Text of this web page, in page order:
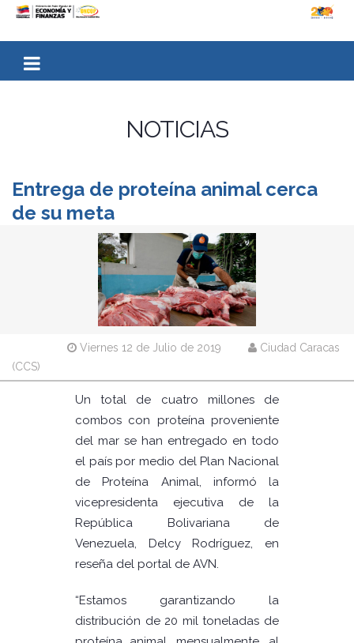
NOTICIAS
Entrega de proteína animal cerca
de su meta
Viernes 12 de Julio de 2019
Ciudad Caracas
(CCS)
Un total de cuatro millones de
combos con proteína proveniente
del mar se han entregado en todo
el país por medio del Plan Nacional
de Proteína Animal, informó la
vicepresidenta ejecutiva de la
República Bolivariana de
Venezuela, Delcy Rodríguez, en
reseña del portal de AVN.
“Estamos garantizando la
distribución de 20 mil toneladas de